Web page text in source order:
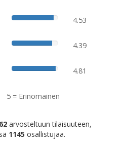
4.53
4.39
4.81
5 = Erinomainen
62 arvosteltuun tilaisuuteen,
1145 osallistujaa.